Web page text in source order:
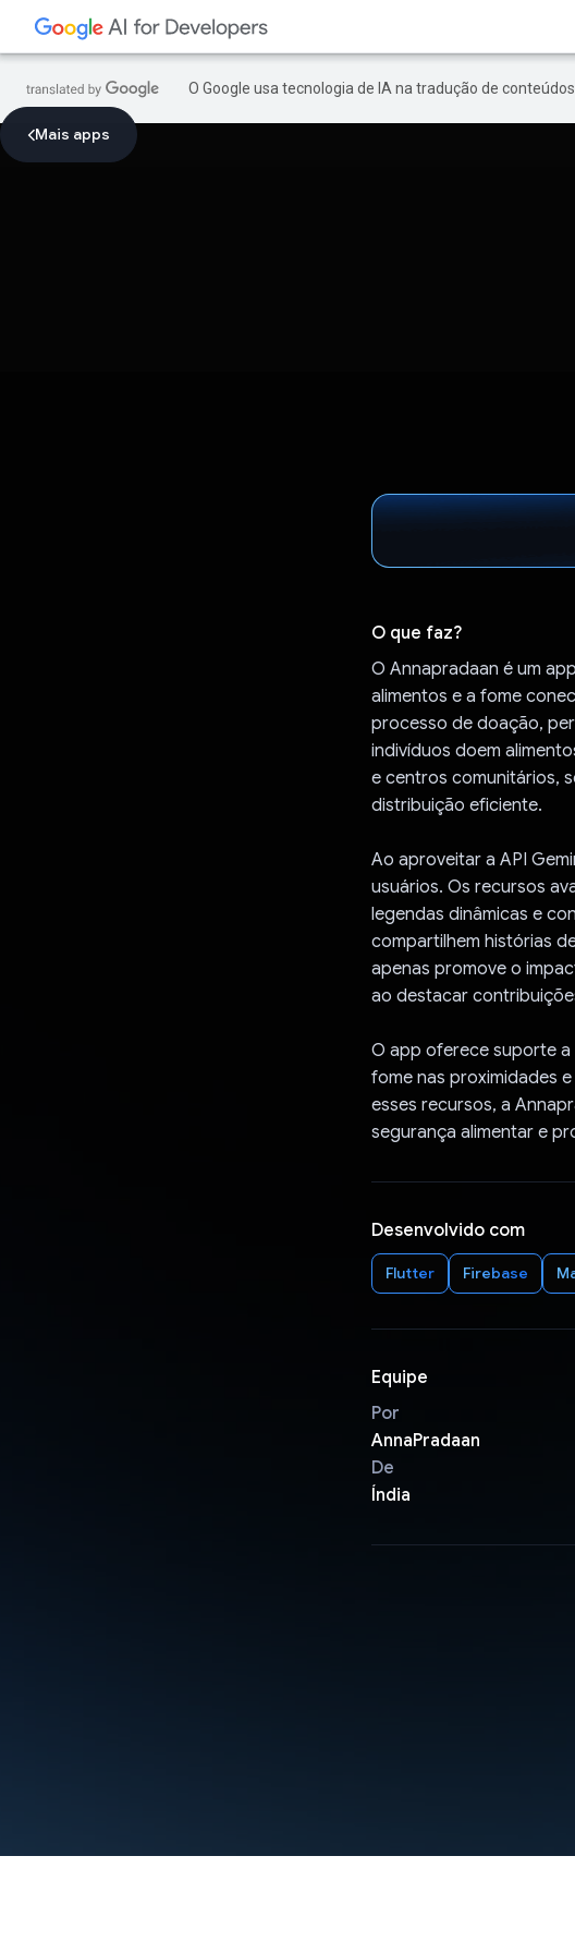
O Google usa tecnologia de IA na tradução de
Mais apps
O que faz?
O Annapradaan é um
alimentos e a fome
processo de doação,
indivíduos doem
e centros comunitários,
distribuição eficiente.
Ao aproveitar a API
usuários. Os recursos
legendas dinâmicas e
compartilhem histórias
apenas promove o
ao destacar
O app oferece suporte a
fome nas proximidades
esses recursos, a
segurança alimentar e
Desenvolvido com
Flutter Firebase
Equipe
Por
AnnaPradaan
De
Índia